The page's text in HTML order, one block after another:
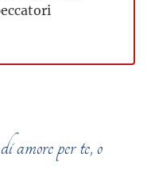
amore per te, o